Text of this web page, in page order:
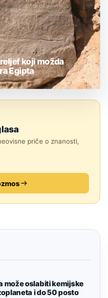
koji možda
Egipta
priče o znanosti,
može oslabiti kemijske
i do 50 posto